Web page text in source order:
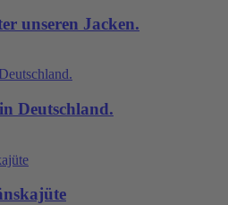
unseren Jacken.
Deutschland.